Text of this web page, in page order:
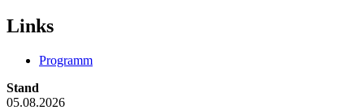
Links
Programm
Stand
05.08.2026